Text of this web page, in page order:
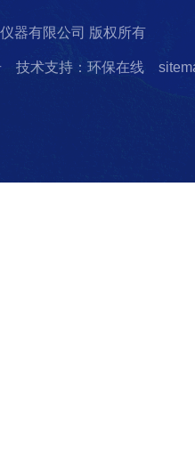
器有限公司 版权所有
技术支持：环保在线